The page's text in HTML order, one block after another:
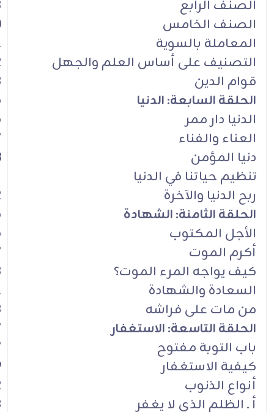
الصنف الرابع
الصنف الخامس
المعاملة بالسوية
التصنيف على أساس العلم والجهل
قوام الدين
الحلقة السابعة: الدنيا
الدنيا دار ممر
العناء والفناء
دنيا المؤمن
تنظيم حياتنا في الدنيا
ربح الدنيا والآخرة
الحلقة الثامنة: الشهادة
الأجل المكتوب
أكرم الموت
كيف يواجه المرء الموت؟
السعادة والشهادة
من مات على فراشه
الحلقة التاسعة: الاستغفار
باب التوبة مفتوح
كيفية الاستغفار
أنواع الذنوب
أ ـ الظلم الذي لا يغفر